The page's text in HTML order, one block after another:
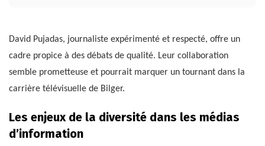
David Pujadas, journaliste expérimenté et respecté, offre un
cadre propice à des débats de qualité. Leur collaboration
semble prometteuse et pourrait marquer un tournant dans la
carrière télévisuelle de Bilger.
Les enjeux de la diversité dans les médias
d’information